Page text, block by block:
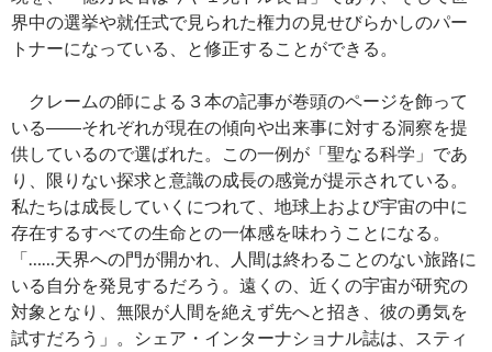
界中の選挙や就任式で見られた権力の見せびらかしのパー
トナーになっている、と修正することができる。
クレームの師による３本の記事が巻頭のページを飾って
いる――それぞれが現在の傾向や出来事に対する洞察を提
供しているので選ばれた。この一例が「聖なる科学」であ
り、限りない探求と意識の成長の感覚が提示されている。
私たちは成長していくにつれて、地球上および宇宙の中に
存在するすべての生命との一体感を味わうことになる。
「……天界への門が開かれ、人間は終わることのない旅路に
いる自分を発見するだろう。遠くの、近くの宇宙が研究の
対象となり、無限が人間を絶えず先へと招き、彼の勇気を
試すだろう」。シェア・インターナショナル誌は、スティ